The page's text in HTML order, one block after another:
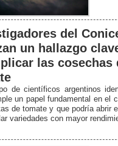
del
un hallazgo
las cosechas
de científicos argentinos
un papel fundamental en el
de tomate y que podría abrir
variedades con mayor